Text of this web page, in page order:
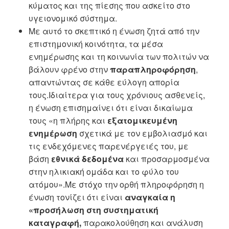
κύματος και της πίεσης που ασκείτο στο
υγειονομικό σύστημα.
Με αυτό το σκεπτικό η ένωση ζητά από την
επιστημονική κοινότητα, τα μέσα
ενημέρωσης και τη κοινωνία των πολιτών να
βάλουν φρένο στηνπαραπληροφόρηση,
απαντώντας σε κάθε εύλογη απορία
τους.Ιδιαίτερα για τους χρόνιους ασθενείς,
η ένωση επισημαίνει ότι είναι δικαίωμα
τους «η πλήρης και εξατομικευμένη
ενημέρωση σχετικά με τον εμβολιασμό και
τις ενδεχόμενες παρενέργειές του, με
βάση εθνικά δεδομένακαι προσαρμοσμένα
στην ηλικιακή ομάδα και το φύλο του
ατόμου».Με στόχο την ορθή πληροφόρηση η
ένωση τονίζει ότι είναι αναγκαία η
«προσήλωση στη συστηματική
καταγραφή,παρακολούθηση και ανάλυση